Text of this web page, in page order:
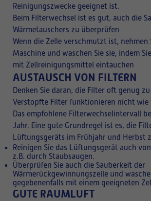
Reinigungszwecke geeignet ist.
Beim Filterwechsel ist es gut, auch die
Wärmetauschers zu überprüfen
Wenn die Zelle verschmutzt ist, nehmen
Maschine und waschen Sie sie, indem
mit Zellreinigungsmittel eintauchen
AUSTAUSCH VON FILTERN
Denken Sie daran, die Filter oft genug
Verstopfte Filter funktionieren nicht wie
Das empfohlene Filterwechselintervall
Jahr. Eine gute Grundregel ist es, die
Lüftungsgeräts im Frühjahr und Herbst
Reinigen Sie das Lüftungsgerät auch
z.B. durch Staubsaugen.
Überprüfen Sie auch die Sauberkeit der
Wärmerückgewinnungszelle und
gegebenenfalls mit einem geeigneten
GUTE RAUMLUFT